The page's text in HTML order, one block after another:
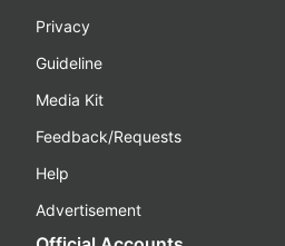
Privacy
Guideline
Media Kit
Feedback/Requests
Help
Advertisement